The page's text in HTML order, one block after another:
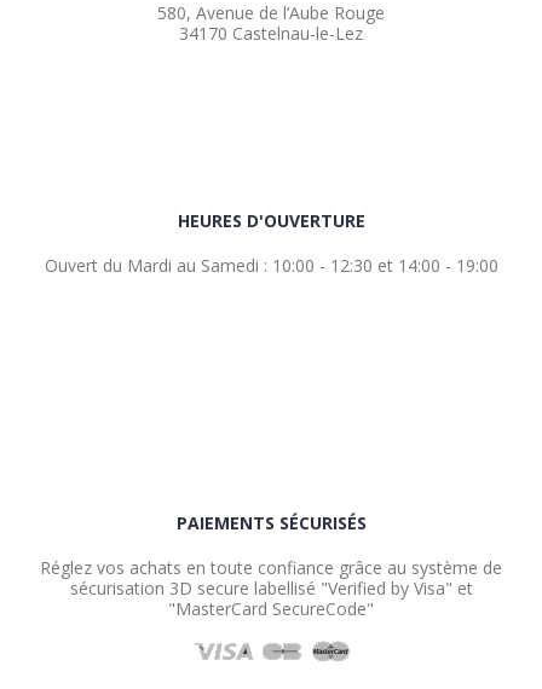
580, Avenue de l’Aube Rouge
34170 Castelnau-le-Lez
HEURES D'OUVERTURE
Ouvert du Mardi au Samedi : 10:00 - 12:30 et 14:00 - 19:00
PAIEMENTS SÉCURISÉS
Réglez vos achats en toute confiance grâce au système de
sécurisation 3D secure labellisé "Verified by Visa" et
"MasterCard SecureCode"